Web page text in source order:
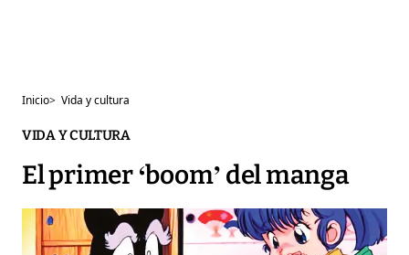
Inicio> Vida y cultura
VIDA Y CULTURA
El primer ‘boom’ del manga